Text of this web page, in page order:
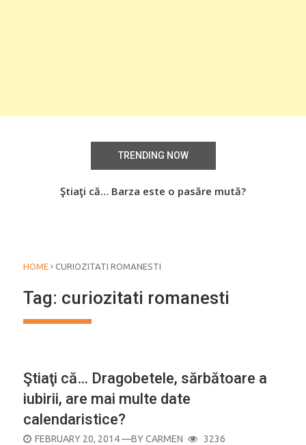
TRENDING NOW
Ştiaţi că… Barza este o pasăre mută?
HOME › CURIOZITATI ROMANESTI
Tag: curiozitati romanesti
Ştiaţi că… Dragobetele, sărbătoare a
iubirii, are mai multe date
calendaristice?
POSTED
FEBRUARY 20, 2014—BYCARMEN 3236